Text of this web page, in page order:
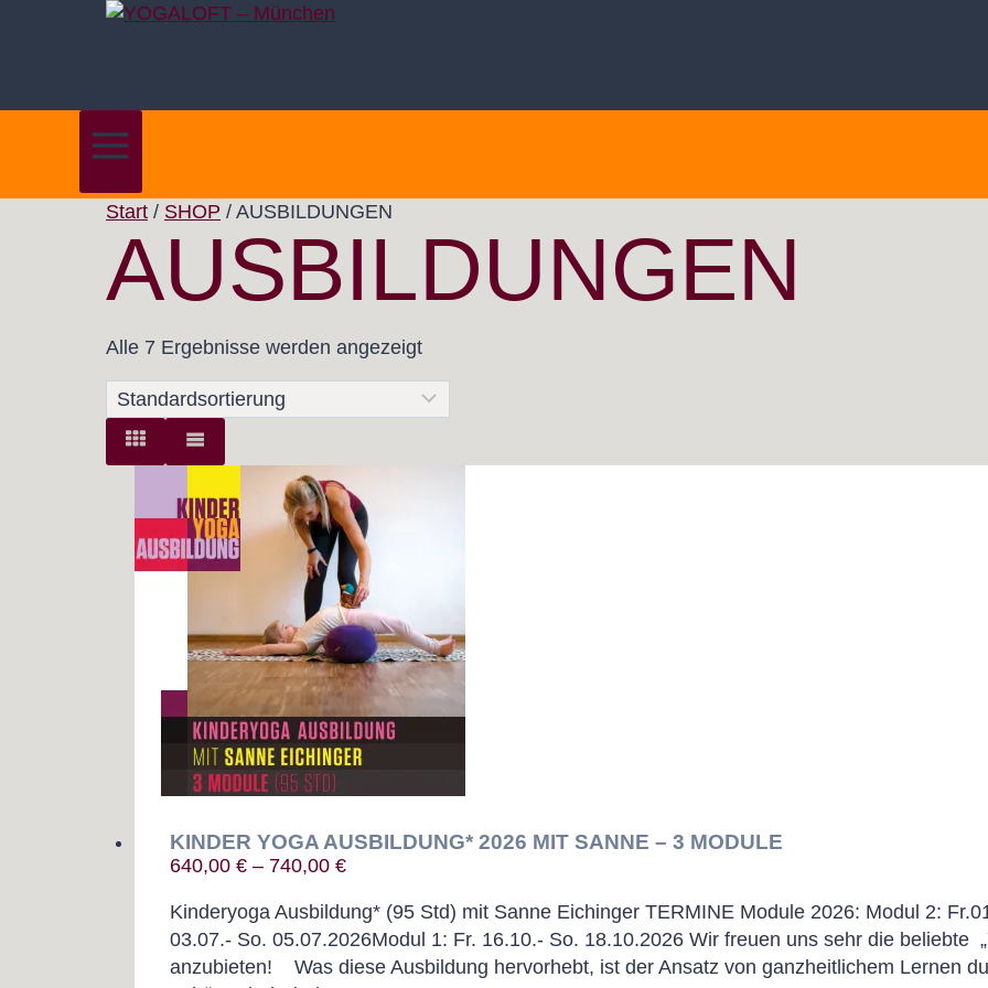
Start / SHOP / AUSBILDUNGEN
AUSBILDUNGEN
Alle 7 Ergebnisse werden angezeigt
KINDER YOGA AUSBILDUNG* 2026 MIT SANNE – 3 MODULE
640,00€ – 740,00€
Kinderyoga Ausbildung* (95 Std) mit Sanne Eichinger TERMINE Module 2026: Modul 2:
03.07.- So. 05.07.2026Modul 1: Fr. 16.10.- So. 18.10.2026 Wir freuen uns sehr die beliebte
anzubieten! Was diese Ausbildung hervorhebt, ist der Ansatz von ganzheitlichem Lernen